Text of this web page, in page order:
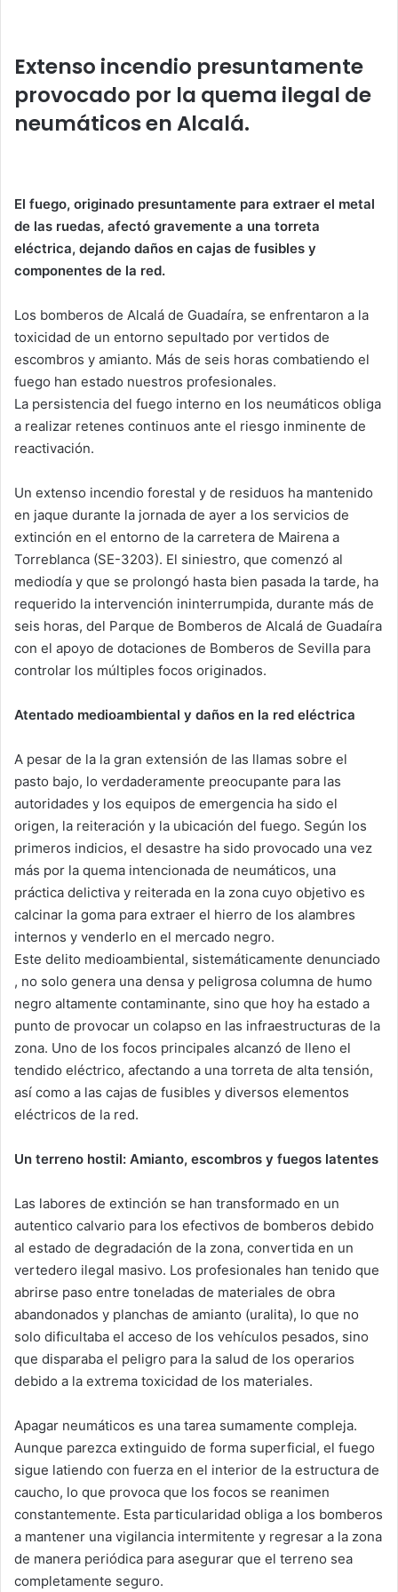
s
A
p
e
b
o
er e
dI
n
l
p
ar
tir
Extenso incendio presuntamente
provocado por la quema ilegal de
neumáticos en Alcalá.
El fuego, originado presuntamente para extraer el metal
de las ruedas, afectó gravemente a una torreta
eléctrica, dejando daños en cajas de fusibles y
componentes de la red.
Los bomberos de Alcalá de Guadaíra, se enfrentaron a la
toxicidad de un entorno sepultado por vertidos de
escombros y amianto. Más de seis horas combatiendo el
fuego han estado nuestros profesionales.
La persistencia del fuego interno en los neumáticos obliga
a realizar retenes continuos ante el riesgo inminente de
reactivación.
Un extenso incendio forestal y de residuos ha mantenido
en jaque durante la jornada de ayer a los servicios de
extinción en el entorno de la carretera de Mairena a
Torreblanca (SE-3203). El siniestro, que comenzó al
mediodía y que se prolongó hasta bien pasada la tarde, ha
requerido la intervención ininterrumpida, durante más de
seis horas, del Parque de Bomberos de Alcalá de Guadaíra
con el apoyo de dotaciones de Bomberos de Sevilla para
controlar los múltiples focos originados.
Atentado medioambiental y daños en la red eléctrica
A pesar de la la gran extensión de las llamas sobre el
pasto bajo, lo verdaderamente preocupante para las
autoridades y los equipos de emergencia ha sido el
origen, la reiteración y la ubicación del fuego. Según los
primeros indicios, el desastre ha sido provocado una vez
más por la quema intencionada de neumáticos, una
práctica delictiva y reiterada en la zona cuyo objetivo es
calcinar la goma para extraer el hierro de los alambres
internos y venderlo en el mercado negro.
Este delito medioambiental, sistemáticamente denunciado
, no solo genera una densa y peligrosa columna de humo
negro altamente contaminante, sino que hoy ha estado a
punto de provocar un colapso en las infraestructuras de la
zona. Uno de los focos principales alcanzó de lleno el
tendido eléctrico, afectando a una torreta de alta tensión,
así como a las cajas de fusibles y diversos elementos
eléctricos de la red.
Un terreno hostil: Amianto, escombros y fuegos latentes
Las labores de extinción se han transformado en un
autentico calvario para los efectivos de bomberos debido
al estado de degradación de la zona, convertida en un
vertedero ilegal masivo. Los profesionales han tenido que
abrirse paso entre toneladas de materiales de obra
abandonados y planchas de amianto (uralita), lo que no
solo dificultaba el acceso de los vehículos pesados, sino
que disparaba el peligro para la salud de los operarios
debido a la extrema toxicidad de los materiales.
Apagar neumáticos es una tarea sumamente compleja.
Aunque parezca extinguido de forma superficial, el fuego
sigue latiendo con fuerza en el interior de la estructura de
caucho, lo que provoca que los focos se reanimen
constantemente. Esta particularidad obliga a los bomberos
a mantener una vigilancia intermitente y regresar a la zona
de manera periódica para asegurar que el terreno sea
completamente seguro.